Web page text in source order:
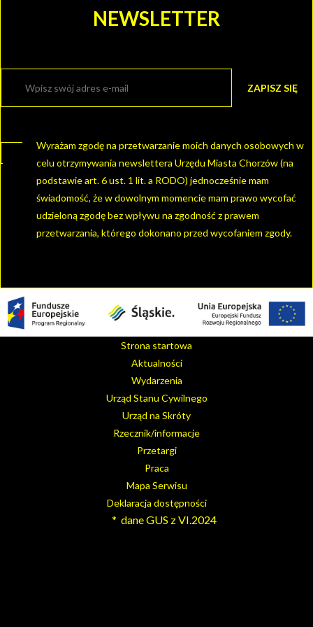
NEWSLETTER
Wyrażam zgodę na przetwarzanie moich danych osobowych w
celu otrzymywania newslettera Urzędu Miasta Chorzów (na
podstawie art. 6 ust. 1 lit. a RODO) jednocześnie mam
świadomość, że w dowolnym momencie mam prawo wycofać
udzieloną zgodę bez wpływu na zgodność z prawem
przetwarzania, którego dokonano przed wycofaniem zgody.
Strona startowa
Aktualności
Wydarzenia
Urząd Stanu Cywilnego
Urząd na Skróty
Rzecznik/informacje
Przetargi
Praca
Mapa Serwisu
Deklaracja dostępności
* dane GUS z VI.2024